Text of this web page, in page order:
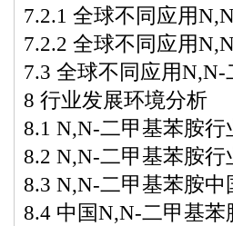
7.2.1 全球不同应用
7.2.2 全球不同应用
7.3 全球不同应用
8 行业发展环境分析
8.1 N,N-二甲基苯胺行
8.2 N,N-二甲基苯胺
8.3 N,N-二甲基苯胺
8.4 中国N,N-二甲基